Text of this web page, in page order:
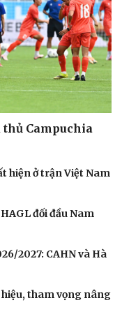
thủ Campuchia
hiện ở trận Việt Nam
đối đầu Nam
2027: CAHN và Hà
tham vọng nâng